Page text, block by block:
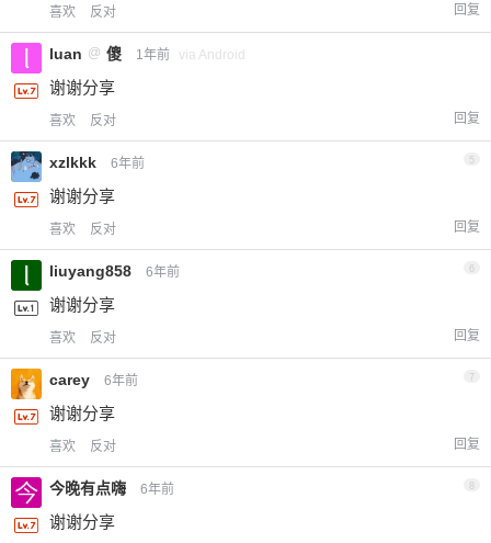
喜欢 反对 回复
luan @ 傻 1年前 via Android
谢谢分享
喜欢 反对 回复
xzlkkk 6年前 5
谢谢分享
喜欢 反对 回复
liuyang858 6年前
谢谢分享
喜欢 反对 回复
carey 6年前 7
谢谢分享
喜欢 反对 回复
今晚有点嗨 6年前
谢谢分享